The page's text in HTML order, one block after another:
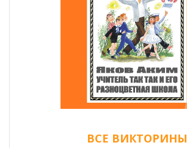
ВСЕ ВИКТОРИНЫ